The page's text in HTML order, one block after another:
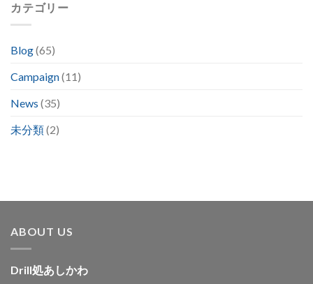
カテゴリー
Blog(65)
Campaign(11)
News (35)
未分類(2)
ABOUT US
Drill処あしかわ